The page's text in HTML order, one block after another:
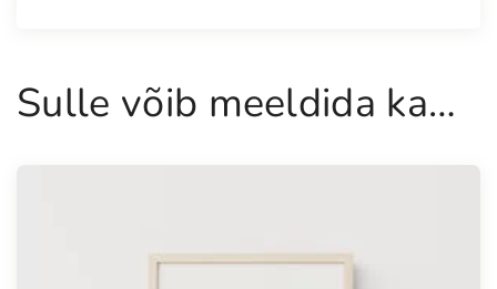
s
Sulle võib meeldida ka…